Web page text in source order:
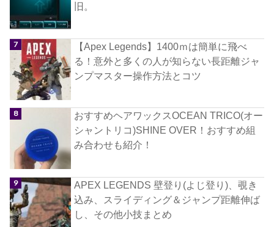
旧。
【Apex Legends】1400ｍは簡単に飛べ
る！意外と多くの人が知らない長距離ジャ
ンプマスター操作方法とコツ
おすすめヘアワックスOCEAN TRICO(オー
シャントリコ)SHINE OVER！おすすめ組
み合わせも紹介！
APEX LEGENDS 壁登り(よじ登り)、覗き
込み、スライディング＆ジャンプ距離伸ば
し、その他小技まとめ